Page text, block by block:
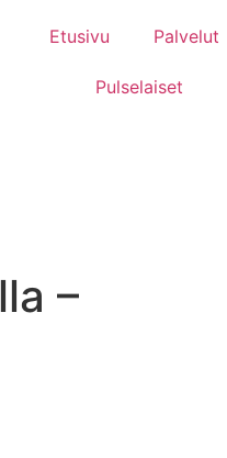
Etusivu Palvelut
Pulselaiset
–